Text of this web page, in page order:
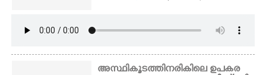
അ​സ്ഥി​കൂ​ട​ത്തി​ന​രി​കിലെ ഉപകര